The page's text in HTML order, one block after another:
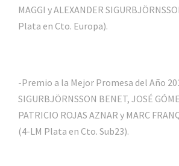
MAGGI y ALEXANDER
Plata en Cto. Europa).
-Premio a la Mejor Promesa del Año
SIGURBJÖRNSSON BENET, JOSÉ
PATRICIO ROJAS AZNAR y MARC
(4-LM Plata en Cto. Sub23).